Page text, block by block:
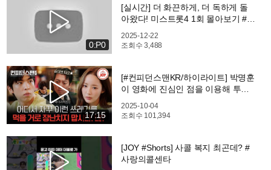
0:P0
[실시간] 더 화끈하게, 더 독하게 돌
아왔다! 미스트롯4 1회 몰아보기 #미
2025-12-22
조회수3,488
17:15
[#컨피던스맨KR/하이라이트] 박명훈
이 영화에 진심인 점을 이용해 투자
NJOY (TV CHOSUN 251004 방송)
2025-10-04
조회수 101,394
[JOY #Shorts] 사콜 복지 최곤데? #
사랑의콜센타